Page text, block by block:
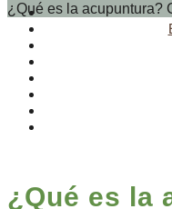
¿Qué es la acupuntura?
¿Qué es la